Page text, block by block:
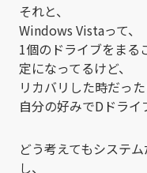
それと、
Windows Vistaって、
1個のドライブをまる
定になってるけど、
リカバリした時だった
自分の好みでDドライ
どう考えてもシステ
し、